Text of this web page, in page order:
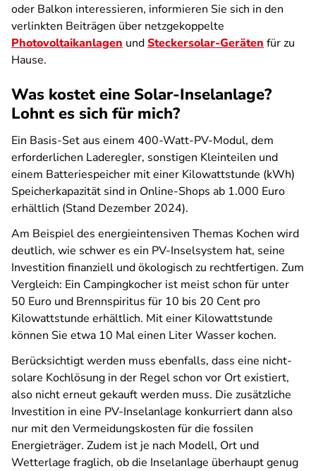
oder Balkon interessieren, informieren Sie sich in den
verlinkten Beiträgen über netzgekoppelte
Photovoltaikanlagen undSteckersolar-Geräten für zu
Hause.
Was kostet eine Solar-Inselanlage?
Lohnt es sich für mich?
Ein Basis-Set aus einem 400-Watt-PV-Modul, dem
erforderlichen Laderegler, sonstigen Kleinteilen und
einem Batteriespeicher mit einer Kilowattstunde (kWh)
Speicherkapazität sind in Online-Shops ab 1.000 Euro
erhältlich (Stand Dezember 2024).
Am Beispiel des energieintensiven Themas Kochen wird
deutlich, wie schwer es ein PV-Inselsystem hat, seine
Investition finanziell und ökologisch zu rechtfertigen. Zum
Vergleich: Ein Campingkocher ist meist schon für unter
50 Euro und Brennspiritus für 10 bis 20 Cent pro
Kilowattstunde erhältlich. Mit einer Kilowattstunde
können Sie etwa 10 Mal einen Liter Wasser kochen.
Berücksichtigt werden muss ebenfalls, dass eine nicht-
solare Kochlösung in der Regel schon vor Ort existiert,
also nicht erneut gekauft werden muss. Die zusätzliche
Investition in eine PV-Inselanlage konkurriert dann also
nur mit den Vermeidungskosten für die fossilen
Energieträger. Zudem ist je nach Modell, Ort und
Wetterlage fraglich, ob die Inselanlage überhaupt genug